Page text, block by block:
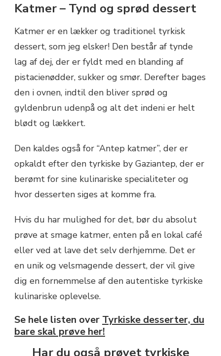
Katmer – Tynd og sprød dessert
Katmer er en lækker og traditionel tyrkisk
dessert, som jeg elsker! Den består af tynde
lag af dej, der er fyldt med en blanding af
pistacienødder, sukker og smør. Derefter bages
den i ovnen, indtil den bliver sprød og
gyldenbrun udenpå og alt det indeni er helt
blødt og lækkert.
Den kaldes også for “Antep katmer”, der er
opkaldt efter den tyrkiske by Gaziantep, der er
berømt for sine kulinariske specialiteter og
hvor desserten siges at komme fra.
Hvis du har mulighed for det, bør du absolut
prøve at smage katmer, enten på en lokal café
eller ved at lave det selv derhjemme. Det er
en unik og velsmagende dessert, der vil give
dig en fornemmelse af den autentiske tyrkiske
kulinariske oplevelse.
Se hele listen over Tyrkiske desserter, du
bare skal prøve her!
Har du også prøvet tyrkiske